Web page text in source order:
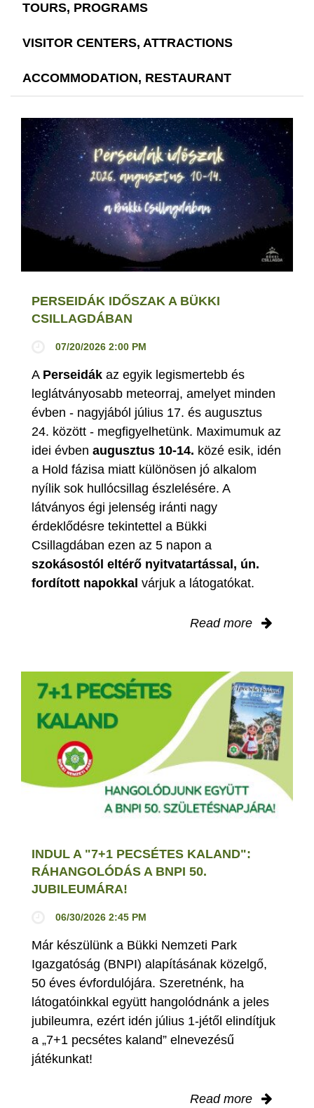
TOURS, PROGRAMS
VISITOR CENTERS, ATTRACTIONS
ACCOMMODATION, RESTAURANT
PERSEIDÁK IDŐSZAK A BÜKKI
CSILLAGDÁBAN
07/20/2026 2:00 PM
A Perseidák az egyik legismertebb és
leglátványosabb meteorraj, amelyet minden
évben - nagyjából július 17. és augusztus
24. között - megfigyelhetünk. Maximumuk az
idei évben augusztus 10-14. közé esik, idén
a Hold fázisa miatt különösen jó alkalom
nyílik sok hullócsillag észlelésére. A
látványos égi jelenség iránti nagy
érdeklődésre tekintettel a Bükki
Csillagdában ezen az 5 napon a
szokásostól eltérő nyitvatartással, ún.
fordított napokkal várjuk a látogatókat.
Read more
INDUL A "7+1 PECSÉTES KALAND":
RÁHANGOLÓDÁS A BNPI 50.
JUBILEUMÁRA!
06/30/2026 2:45 PM
Már készülünk a Bükki Nemzeti Park
Igazgatóság (BNPI) alapításának közelgő,
50 éves évfordulójára. Szeretnénk, ha
látogatóinkkal együtt hangolódnánk a jeles
jubileumra, ezért idén július 1-jétől elindítjuk
a „7+1 pecsétes kaland” elnevezésű
játékunkat!
Read more